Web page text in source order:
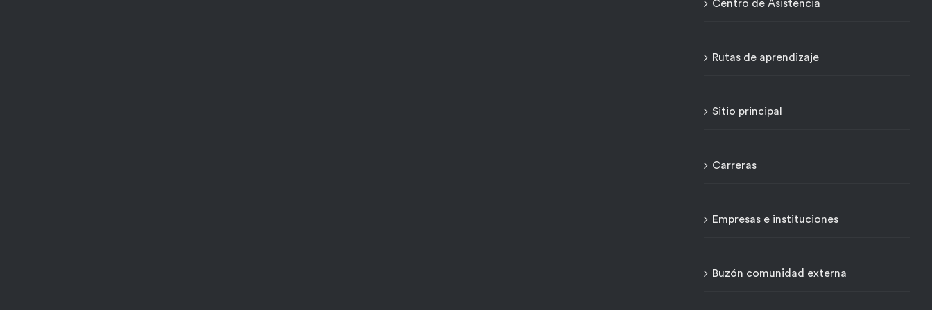
Centro de Asistencia
Rutas de aprendizaje
Sitio principal
Carreras
Empresas e instituciones
Buzón comunidad externa